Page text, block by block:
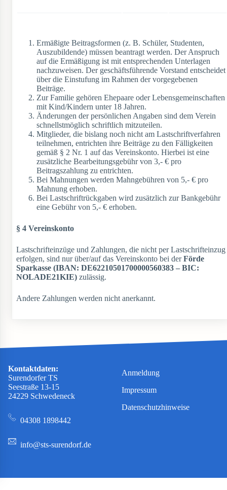
Ermäßigte Beitragsformen (z. B. Schüler, Studenten,
Auszubildende) müssen beantragt werden. Der Anspruch
auf die Ermäßigung ist mit entsprechenden Unterlagen
nachzuweisen. Der geschäftsführende Vorstand entscheidet
über die Einstufung im Rahmen der vorgegebenen
Beiträge.
Zur Familie gehören Ehepaare oder Lebensgemeinschaften
mit Kind/Kindern unter 18 Jahren.
Änderungen der persönlichen Angaben sind dem Verein
schnellstmöglich schriftlich mitzuteilen.
Mitglieder, die bislang noch nicht am Lastschriftverfahren
teilnehmen, entrichten ihre Beiträge zu den Fälligkeiten
gemäß § 2 Nr. 1 auf das Vereinskonto. Hierbei ist eine
zusätzliche Bearbeitungsgebühr von 3,- € pro
Beitragszahlung zu entrichten.
Bei Mahnungen werden Mahngebühren von 5,- € pro
Mahnung erhoben.
Bei Lastschriftrückgaben wird zusätzlich zur Bankgebühr
eine Gebühr von 5,- € erhoben.
§ 4 Vereinskonto
Lastschrifteinzüge und Zahlungen, die nicht per Lastschrifteinzug
erfolgen, sind nur über/auf das Vereinskonto bei derFörde
Sparkasse (IBAN: DE62210501700000560383 – BIC:
NOLADE21KIE) zulässig.
Andere Zahlungen werden nicht anerkannt.
Kontaktdaten:
Surendorfer TS
Seestraße 13-15
24229 Schwedeneck
04308 1898442
info@sts-surendorf.de
Anmeldung
Impressum
Datenschutzhinweise